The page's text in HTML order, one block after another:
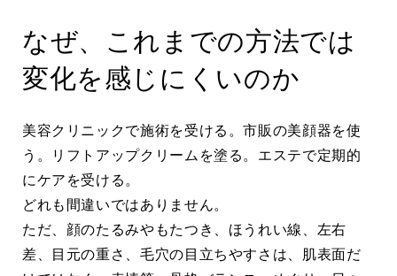
なぜ、これまでの方法では
変化を感じにくいのか
美容クリニックで施術を受ける。市販の美顔器を使
う。リフトアップクリームを塗る。エステで定期的
にケアを受ける。
どれも間違いではありません。
ただ、顔のたるみやもたつき、ほうれい線、左右
差、目元の重さ、毛穴の目立ちやすさは、肌表面だ